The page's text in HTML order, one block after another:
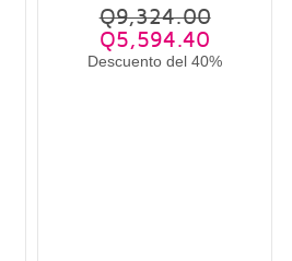
Q9,324.00
Q5,594.40
Descuento del 40%